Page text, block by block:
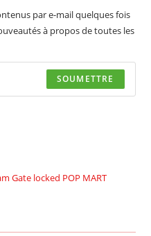
par e-mail quelques fois
à propos de toutes les
SOUMETTRE
Gate locked POP MART